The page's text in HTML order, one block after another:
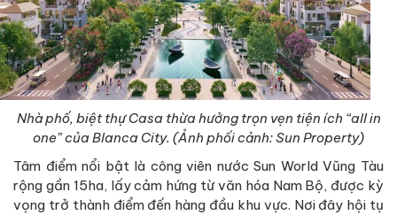
Nhà phố, biệt thự Casa thừa hưởng trọn vẹn tiện ích “all in
one” của Blanca City. (Ảnh phối cảnh: Sun Property)
Tâm điểm nổi bật là công viên nước Sun World Vũng Tàu
rộng gần 15ha, lấy cảm hứng từ văn hóa Nam Bộ, được kỳ
vọng trở thành điểm đến hàng đầu khu vực. Nơi đây hội tụ